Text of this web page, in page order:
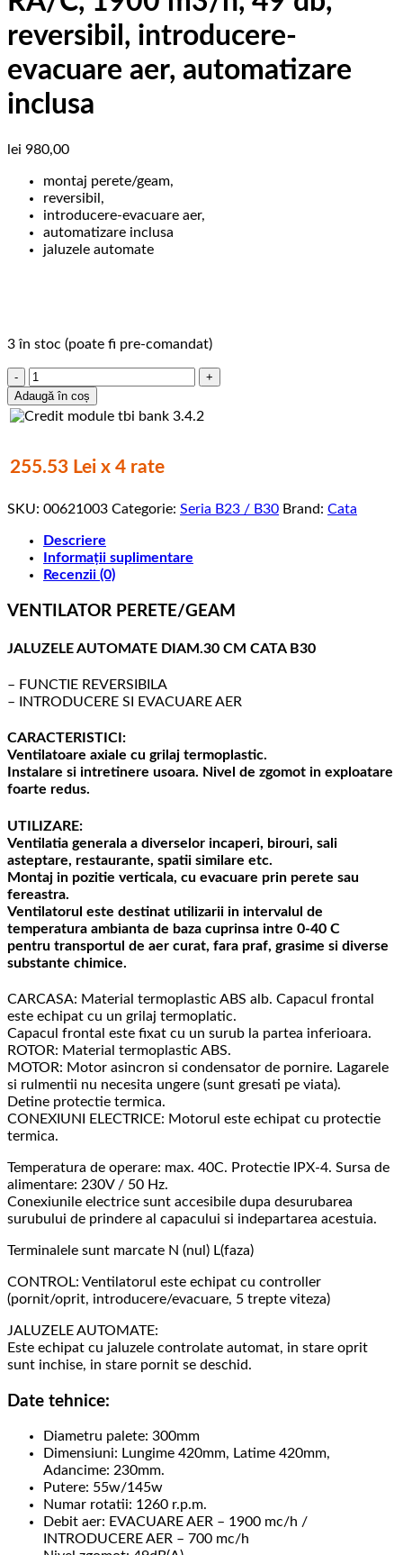
reversibil, introducere-
evacuare aer, automatizare
inclusa
lei 980,00
montaj perete/geam,
reversibil,
introducere-evacuare aer,
automatizare inclusa
jaluzele automate
3 în stoc (poate fi pre-comandat)
Cantitate
Extractor,
helicoidal,
RA/C,
1900
49
reversibil,
introducere-
evacuare
automatizare
Adaugă în coș
255.53 Lei x 4 rate
SKU: 00621003 Categorie: Seria B23 / B30 Brand: Cata
Descriere
Informații suplimentare
Recenzii (0)
VENTILATOR PERETE/GEAM
JALUZELE AUTOMATE DIAM.30 CM CATA B30
– FUNCTIE REVERSIBILA
– INTRODUCERE SI EVACUARE AER
CARACTERISTICI:
Ventilatoare axiale cu grilaj termoplastic.
Instalare si intretinere usoara. Nivel de zgomot in exploatare
foarte redus.
UTILIZARE:
Ventilatia generala a diverselor incaperi, birouri, sali
asteptare, restaurante, spatii similare etc.
Montaj in pozitie verticala, cu evacuare prin perete sau
fereastra.
Ventilatorul este destinat utilizarii in intervalul de
temperatura ambianta de baza cuprinsa intre 0-40 C
pentru transportul de aer curat, fara praf, grasime si diverse
substante chimice.
CARCASA: Material termoplastic ABS alb. Capacul frontal
este echipat cu un grilaj termoplatic.
Capacul frontal este fixat cu un surub la partea inferioara.
ROTOR: Material termoplastic ABS.
MOTOR: Motor asincron si condensator de pornire. Lagarele
si rulmentii nu necesita ungere (sunt gresati pe viata).
Detine protectie termica.
CONEXIUNI ELECTRICE: Motorul este echipat cu protectie
termica.
Temperatura de operare: max. 40C. Protectie IPX-4. Sursa de
alimentare: 230V / 50 Hz.
Conexiunile electrice sunt accesibile dupa desurubarea
surubului de prindere al capacului si indepartarea acestuia.
Terminalele sunt marcate N (nul) L(faza)
CONTROL: Ventilatorul este echipat cu controller
(pornit/oprit, introducere/evacuare, 5 trepte viteza)
JALUZELE AUTOMATE:
Este echipat cu jaluzele controlate automat, in stare oprit
sunt inchise, in stare pornit se deschid.
Date tehnice:
Diametru palete: 300mm
Dimensiuni: Lungime 420mm, Latime 420mm,
Adancime: 230mm.
Putere: 55w/145w
Numar rotatii: 1260 r.p.m.
Debit aer: EVACUARE AER – 1900 mc/h /
INTRODUCERE AER – 700 mc/h